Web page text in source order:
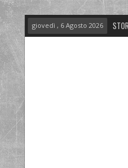
giovedì , 6 Agosto 2026